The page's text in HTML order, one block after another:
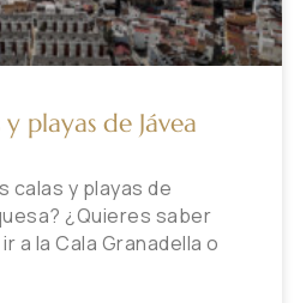
playas de Jávea
calas y playas de
¿Quieres saber
a la Cala Granadella o